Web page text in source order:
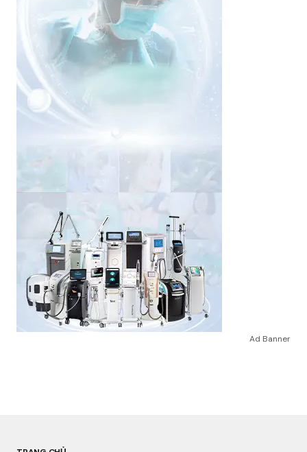
Ad Banner